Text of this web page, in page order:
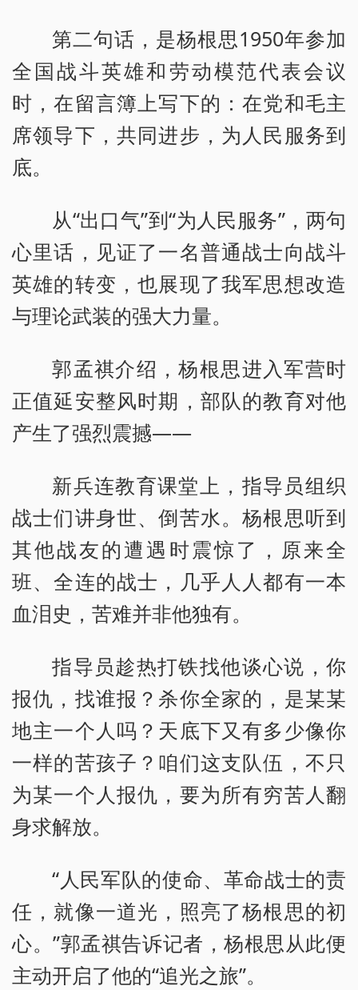
第二句话，是杨根思1950年参加
全国战斗英雄和劳动模范代表会议
时，在留言簿上写下的：在党和毛主
席领导下，共同进步，为人民服务到
底。
从“出口气”到“为人民服务”，两句
心里话，见证了一名普通战士向战斗
英雄的转变，也展现了我军思想改造
与理论武装的强大力量。
郭孟祺介绍，杨根思进入军营时
正值延安整风时期，部队的教育对他
产生了强烈震撼——
新兵连教育课堂上，指导员组织
战士们讲身世、倒苦水。杨根思听到
其他战友的遭遇时震惊了，原来全
班、全连的战士，几乎人人都有一本
血泪史，苦难并非他独有。
指导员趁热打铁找他谈心说，你
报仇，找谁报？杀你全家的，是某某
地主一个人吗？天底下又有多少像你
一样的苦孩子？咱们这支队伍，不只
为某一个人报仇，要为所有穷苦人翻
身求解放。
“人民军队的使命、革命战士的责
任，就像一道光，照亮了杨根思的初
心。”郭孟祺告诉记者，杨根思从此便
主动开启了他的“追光之旅”。